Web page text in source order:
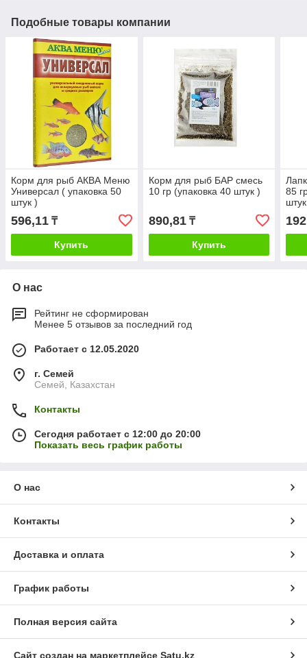
Подобные товары компании
Корм для рыб АКВА Меню
Универсал ( упаковка 50
штук )
596,11 ₸
Купить
Корм для рыб БАР смесь
10 гр (упаковка 40 штук )
890,81₸
Купить
85
штук
О нас
Рейтинг не сформирован
Менее 5 отзывов за последний год
Работает с 12.05.2020
г. Семей
Семей, Казахстан
Контакты
Сегодня работает с 12:00 до 20:00
Показать весь график работы
О нас
Контакты
Доставка и оплата
График работы
Полная версия сайта
Сайт создан на маркетплейсе Satu.kz